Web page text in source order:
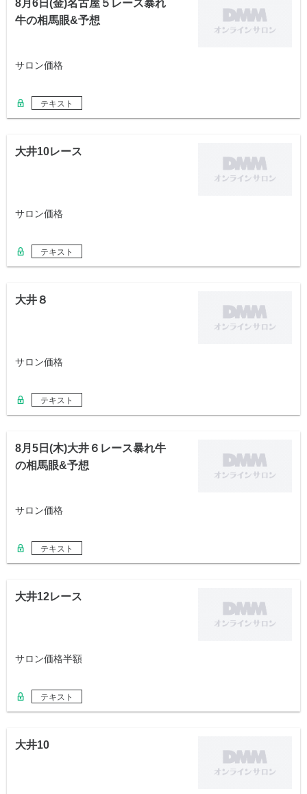
8月6日(金)名古屋５レース暴れ
牛の相馬眼&予想
サロン価格
テキスト
大井10レース
サロン価格
テキスト
大井８
サロン価格
テキスト
8月5日(木)大井６レース暴れ牛
の相馬眼&予想
サロン価格
テキスト
大井12レース
サロン価格半額
テキスト
大井10